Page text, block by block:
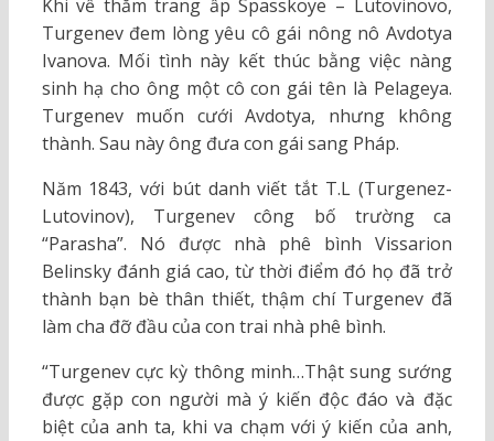
Khi về thăm trang ấp Spasskoye – Lutovinovo,
Turgenev đem lòng yêu cô gái nông nô Avdotya
Ivanova. Mối tình này kết thúc bằng việc nàng
sinh hạ cho ông một cô con gái tên là Pelageya.
Turgenev muốn cưới Avdotya, nhưng không
thành. Sau này ông đưa con gái sang Pháp.
Năm 1843, với bút danh viết tắt T.L (Turgenez-
Lutovinov), Turgenev công bố trường ca
“Parasha”. Nó được nhà phê bình Vissarion
Belinsky đánh giá cao, từ thời điểm đó họ đã trở
thành bạn bè thân thiết, thậm chí Turgenev đã
làm cha đỡ đầu của con trai nhà phê bình.
“Turgenev cực kỳ thông minh…Thật sung sướng
được gặp con người mà ý kiến độc đáo và đặc
biệt của anh ta, khi va chạm với ý kiến của anh,